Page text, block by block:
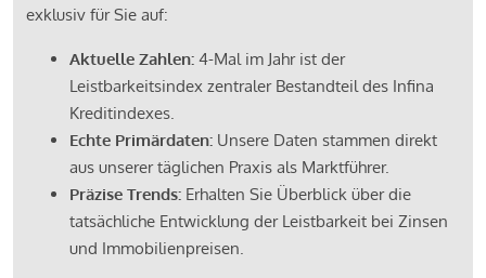
exklusiv für Sie auf:
Aktuelle Zahlen: 4-Mal im Jahr ist der
Leistbarkeitsindex zentraler Bestandteil des Infina
Kreditindexes.
Echte Primärdaten: Unsere Daten stammen direkt
aus unserer täglichen Praxis als Marktführer.
Präzise Trends: Erhalten Sie Überblick über die
tatsächliche Entwicklung der Leistbarkeit bei Zinsen
und Immobilienpreisen.